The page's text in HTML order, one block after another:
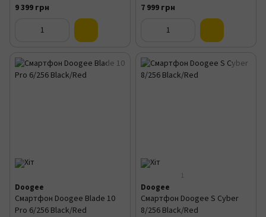
9 399 грн
7 999 грн
Doogee
Смартфон Doogee Blade 10
Pro 6/256 Black/Red
1
Doogee
Смартфон Doogee S Cyber
8/256 Black/Red